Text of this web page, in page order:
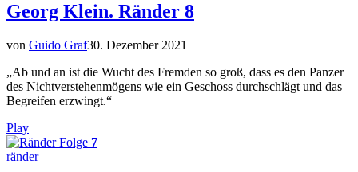
Georg Klein. Ränder 8
von Guido Graf30. Dezember 2021
„Ab und an ist die Wucht des Fremden so groß, dass es den Panzer
des Nichtverstehenmögens wie ein Geschoss durchschlägt und das
Begreifen erzwingt.“
Play
Folge 7
ränder